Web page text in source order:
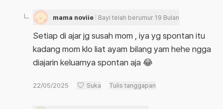
mama noviie Bayi telah berumur 19 Bulan
Setiap di ajar jg susah mom , iya yg spontan itu
kadang mom klo liat ayam bilang yam hehe ngga
diajarin keluarnya spontan aja 😂
22/05/2025 Suka Tulis tanggapan